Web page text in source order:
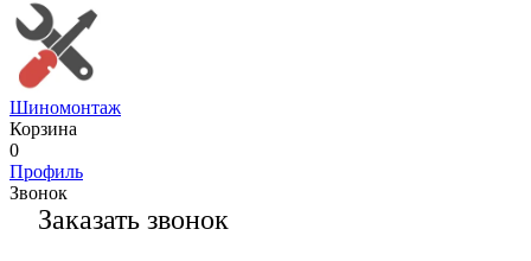
Шиномонтаж
Корзина
0
Профиль
Звонок
Заказать звонок